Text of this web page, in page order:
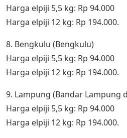
Harga elpiji 5,5 kg: Rp 94.000
Harga elpiji 12 kg: Rp 194.000.
8. Bengkulu (Bengkulu)
Harga elpiji 5,5 kg: Rp 94.000
Harga elpiji 12 kg: Rp 194.000.
9. Lampung (Bandar Lampung
Harga elpiji 5,5 kg: Rp 94.000
Harga elpiji 12 kg: Rp 194.000.